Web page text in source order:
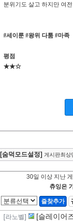
분위기도 살고 하지만 여
#세이룬 #왕위 다툼 #마족
평점
★★☆
[숨덕모드설정] 게시판최상
30일 이상 지난 게
츄잉은
즐찾추가
[라노벨] [슬레이어